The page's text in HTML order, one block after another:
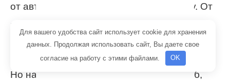
от автомата подключается к термостату. От
него выполняют разводку на два разных
обогревателя.
Но наиболее сложным считается способ,
Для вашего удобства сайт использует cookie для хранения
данных. Продолжая использовать сайт, Вы даете свое
согласие на работу с этими файлами.
OK